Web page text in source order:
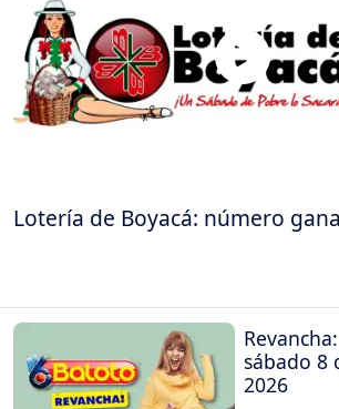
Lotería de Boyacá: número
sábado 8
2026